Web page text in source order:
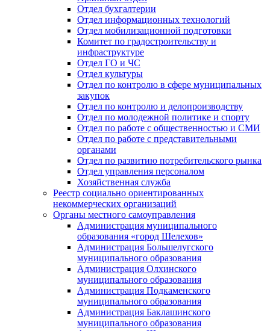
Отдел бухгалтерии
Отдел информационных технологий
Отдел мобилизационной подготовки
Комитет по градостроительству и
инфраструктуре
Отдел ГО и ЧС
Отдел культуры
Отдел по контролю в сфере муниципальных
закупок
Отдел по контролю и делопроизводству
Отдел по молодежной политике и спорту
Отдел по работе с общественностью и СМИ
Отдел по работе с представительными
органами
Отдел по развитию потребительского рынка
Отдел управления персоналом
Хозяйственная служба
Реестр социально ориентированных
некоммерческих организаций
Органы местного самоуправления
Администрация муниципального
образования «город Шелехов»
Администрация Большелугского
муниципального образования
Администрация Олхинского
муниципального образования
Администрация Подкаменского
муниципального образования
Администрация Баклашинского
муниципального образования